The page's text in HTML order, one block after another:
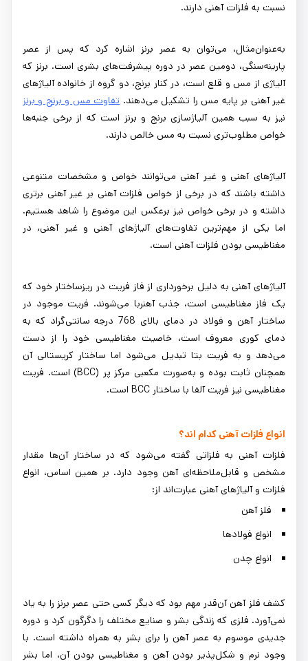
نسبت به فلزات آهنی دارند.
به‌عنوان‌مثال، می‌توان به عصر برنز اشاره کرد که پس از عصر
پارینه‌سنگی، دومین عصر در دوره پیشرفت‌های بشری است. برنز که
آلیاژی از مس و قلع است، در کنار برنج، دو گروه از خانواده آلیاژهای
غیر آهنی بر پایه مس را تشکیل می‌دهند.تفاوت مس و برنج و برنز
نیز به سبب همین آلیاژسازی برنج و برنز است که از برخی جنبه‌ها
خواص مطلوب‌تری نسبت به مس خالص دارند.
آلیاژهای آهنی و غیر آهنی می‌توانند خواص و مشخصات متنوعی
داشته باشند که در برخی از خواص فلزات آهنی بر غیر آهنی برتری
داشته و در برخی خواص نیز برعکس این موضوع را شاهد هستیم.
اما یکی از مهم‌ترین تفاوت‌های آلیاژهای آهنی و غیر آهنی، در
مغناطیسی بودن فلزات آهنی است.
آلیاژهای آهنی به دلیل برخورداری از فاز فریت در ریزساختار خود که
یک فاز مغناطیسی است، جذب آهنربا می‌شوند. فریت موجود در
ساختار آهن و فولاد در دمای بالای 768 درجه سانتی‌گراد که به
دمای کوری معروف است، خاصیت مغناطیسی خود را از دست
می‌دهد و به فریت بتا تبدیل می‌شود اما ساختار کریستالی آن
همچنان ثابت بوده و به‌صورت مکعبی مرکز پر (BCC) است. فریت
مغناطیسی نیز فریت آلفا با ساختار BCC است.
انواع فلزات آهنی کدام اند؟
فلزات آهنی به فلزاتی گفته می‌شود که در ساختار آن‌ها مقدار
مشخص و قابل‌ملاحظه‌ای آهن وجود دارد. بر همین اساس، انواع
فلزات و آلیاژهای آهنی عبارت‌اند از:
فلز آهن
انواع فولادها
انواع چدن
کشف فلز آهن آن‌قدر مهم بود که دیگر کسی حتی عصر برنز را به یاد
نمی‌آورد. فلزی که زندگی بشر و صنایع مختلف را دگرگون کرد و دوره
جدیدی موسوم به عصر آهن را برای بشر به همراه داشته است. با
وجود نرم و شکل‌پذیر بودن آهن و مغناطیسی بودن آن، اما بشر